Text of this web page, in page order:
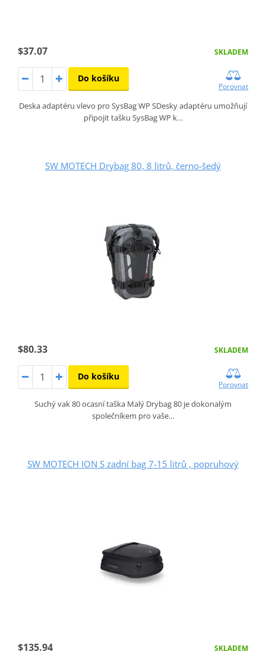
$37.07 SKLADEM
Do košíku
Porovnat
Deska adaptéru vlevo pro SysBag WP SDesky adaptéru umožňují
připojit tašku SysBag WP k…
SW MOTECH Drybag 80, 8 litrů, černo-šedý
$80.33 SKLADEM
Do košíku
Porovnat
Suchý vak 80 ocasní taška Malý Drybag 80 je dokonalým
společníkem pro vaše…
SW MOTECH ION S zadní bag 7-15 litrů , popruhový
$135.94 SKLADEM